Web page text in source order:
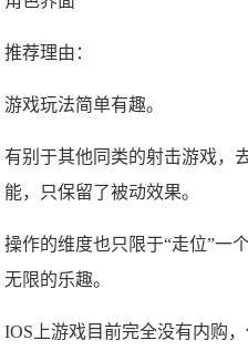
推荐理由：
游戏玩法简单有趣。
有别于其他同类的射击游戏，
能，只保留了被动效果。
操作的维度也只限于“走位”一
无限的乐趣。
IOS上游戏目前完全没有内购，